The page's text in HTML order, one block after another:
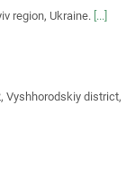
region, Ukraine. [...]
Vyshhorodskiy district,